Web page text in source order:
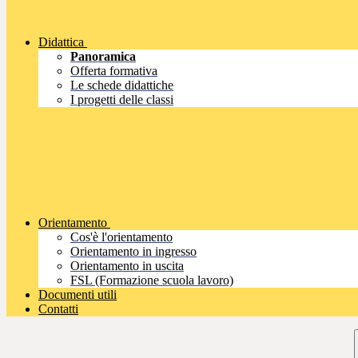
Didattica
Panoramica
Offerta formativa
Le schede didattiche
I progetti delle classi
Orientamento
Cos'è l'orientamento
Orientamento in ingresso
Orientamento in uscita
FSL (Formazione scuola lavoro)
Documenti utili
Contatti